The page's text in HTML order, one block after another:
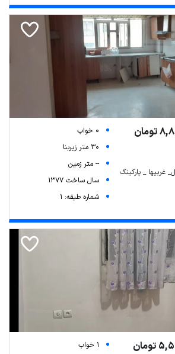
0 خواب
30 متر زیربنا
-- متر زمین
سال ساخت 1377
شماره طبقه: 1
1 خواب